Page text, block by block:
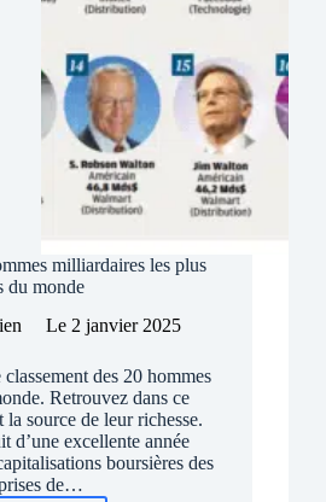
milliardaires les plus
du monde
Le 2 janvier 2025
des 20 hommes
Retrouvez dans ce
la source de leur richesse.
d’une excellente année
boursières des
de…